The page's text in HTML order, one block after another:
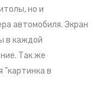
но и
автомобиля. Экран
в каждой
Так же
"картинка в